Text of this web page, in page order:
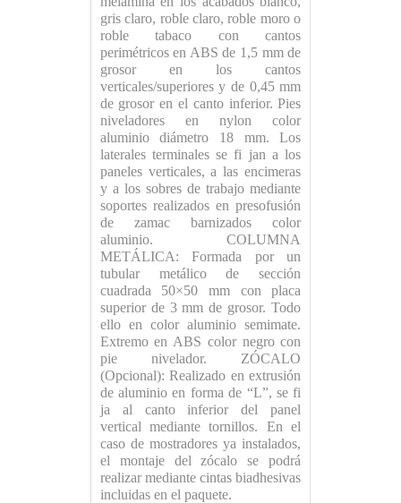
gris claro, roble claro, roble moro o
roble tabaco con cantos
perimétricos en ABS de 1,5 mm de
grosor en los cantos
verticales/superiores y de 0,45 mm
de grosor en el canto inferior. Pies
niveladores en nylon color
aluminio diámetro 18 mm. Los
laterales terminales se fi jan a los
paneles verticales, a las encimeras
y a los sobres de trabajo mediante
soportes realizados en presofusión
de zamac barnizados color
aluminio. COLUMNA
METÁLICA: Formada por un
tubular metálico de sección
cuadrada 50×50 mm con placa
superior de 3 mm de grosor. Todo
ello en color aluminio semimate.
Extremo en ABS color negro con
pie nivelador. ZÓCALO
(Opcional): Realizado en extrusión
de aluminio en forma de “L”, se fi
ja al canto inferior del panel
vertical mediante tornillos. En el
caso de mostradores ya instalados,
el montaje del zócalo se podrá
realizar mediante cintas biadhesivas
incluidas en el paquete.